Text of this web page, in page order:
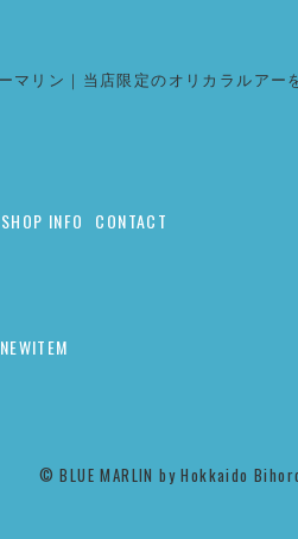
マリン｜当店限定のオリカラルアー
SHOP INFO CONTACT
NEWITEM
©︎ BLUE MARLIN by Hokkaido